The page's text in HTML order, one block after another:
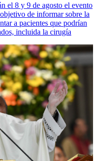
el 8 y 9 de agosto el evento
de informar sobre la
a pacientes que podrían
incluida la cirugía